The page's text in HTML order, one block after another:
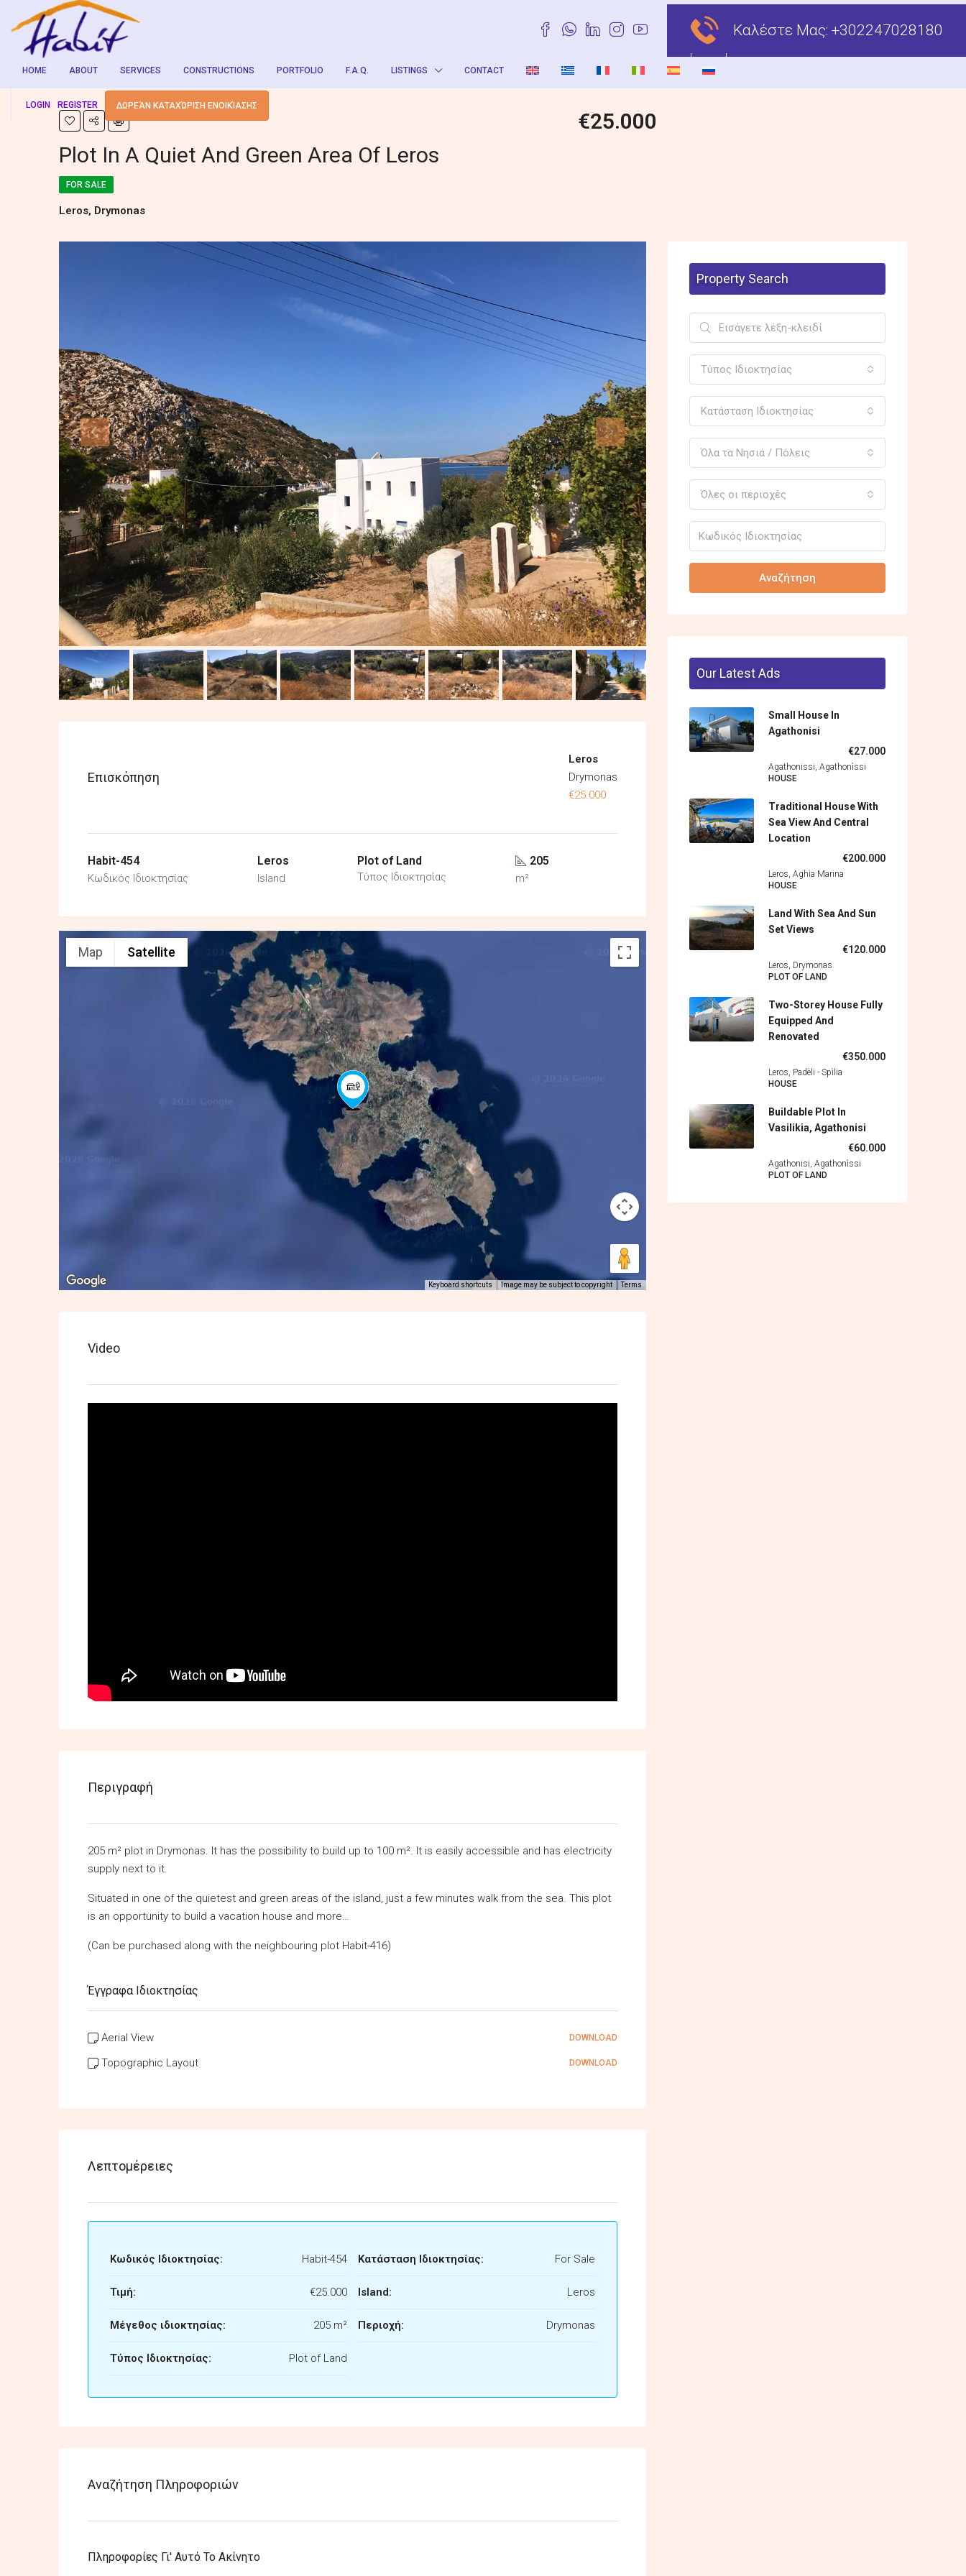
Καλέστε Μας: +302247028180
HOME ABOUT SERVICES CONSTRUCTIONS PORTFOLIO F.A.Q. LISTINGS CONTACT
LOGIN REGISTER ΔΩΡΕΆΝ ΚΑΤΑΧΏΡΙΣΗ ΕΝΟΙΚΊΑΣΗΣ
€25.000
Plot In A Quiet And Green Area Of Leros
FOR SALE
Leros, Drymonas
Επισκόπηση
Leros
Drymonas
€25.000
Habit-454
Κωδικός Ιδιοκτησίας
Leros
Island
Plot of Land
Τύπος Ιδιοκτησίας
205
m²
Map Satellite
Keyboard shortcuts Image may be subject to copyright Terms
Video
Περιγραφή
205 m² plot in Drymonas. It has the possibility to build up to 100 m². It is easily accessible and has electricity
supply next to it.
Situated in one of the quietest and green areas of the island, just a few minutes walk from the sea. This plot
is an opportunity to build a vacation house and more…
(Can be purchased along with the neighbouring plot Habit-416)
Έγγραφα Ιδιοκτησίας
Aerial View DOWNLOAD
Topographic Layout DOWNLOAD
Λεπτομέρειες
Κωδικός Ιδιοκτησίας: Habit-454
Τιμή: €25.000
Μέγεθος ιδιοκτησίας: 205 m²
Τύπος Ιδιοκτησίας: Plot of Land
Κατάσταση Ιδιοκτησίας: For Sale
Island: Leros
Περιοχή: Drymonas
Αναζήτηση Πληροφοριών
Πληροφορίες Γι' Αυτό Το Ακίνητο
Property Search
Τύπος Ιδιοκτησίας
Κατάσταση Ιδιοκτησίας
Όλα τα Νησιά / Πόλεις
Όλες οι περιοχές
Αναζήτηση
Our Latest Ads
Small House In
Agathonisi
€27.000
Agathonissi, Agathonìssi
HOUSE
Traditional House With
Sea View And Central
Location
€200.000
Leros, Aghia Marina
HOUSE
Land With Sea And Sun
Set Views
€120.000
Leros, Drymonas
PLOT OF LAND
Two-Storey House Fully
Equipped And
Renovated
€350.000
Leros, Padèli - Spìlia
HOUSE
Buildable Plot In
Vasilikia, Agathonisi
€60.000
Agathonisi, Agathonìssi
PLOT OF LAND